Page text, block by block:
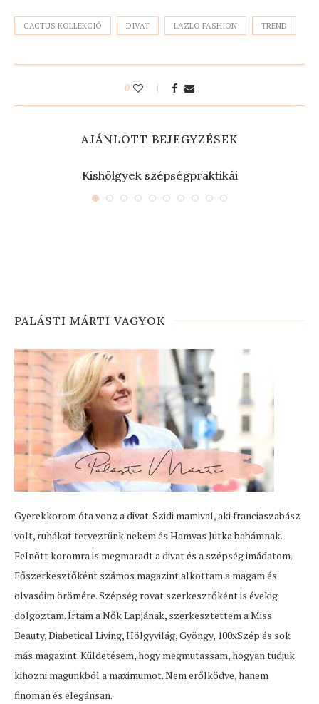
CACTUS KOLLEKCIÓ DIVAT LAZLO FASHION TREND
0
AJÁNLOTT BEJEGYZÉSEK
Kishölgyek szépségpraktikái
PALÁSTI MÁRTI VAGYOK
Gyerekkorom óta vonz a divat. Szidi mamival, aki franciaszabász
volt, ruhákat terveztünk nekem és Hamvas Jutka babámnak.
Felnőtt koromra is megmaradt a divat és a szépség imádatom.
Főszerkesztőként számos magazint alkottam a magam és
olvasóim örömére. Szépség rovat szerkesztőként is évekig
dolgoztam. Írtam a Nők Lapjának, szerkesztettem a Miss
Beauty, Diabetical Living, Hölgyvilág, Gyöngy, 100xSzép és sok
más magazint. Küldetésem, hogy megmutassam, hogyan tudjuk
kihozni magunkból a maximumot. Nem erőlködve, hanem
finoman és elegánsan.